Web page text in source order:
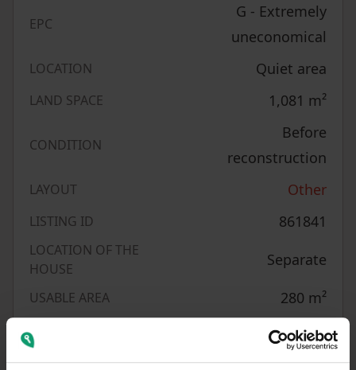
EPC
G - Extremely
uneconomical
LOCATION Quiet area
LAND SPACE 1,081 m²
CONDITION
Before
reconstruction
LAYOUT Other
LISTING ID 861841
LOCATION OF THE
HOUSE
Separate
USABLE AREA 280 m²
PRICE PER UNIT
CZK 15,178.57/
m2